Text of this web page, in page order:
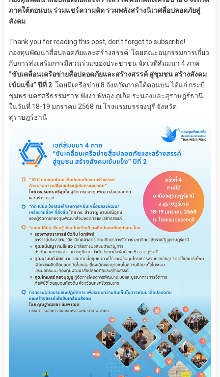
ภาคใต้ตอนบน ร่วมแชร์ความคิด รวมพลังสร้างนิเวศสื่อปลอดภัยสู่
สังคม
Thank you for reading this post, don't forget to subscribe!
กองทุนพัฒนาสื่อปลอดภัยและสร้างสรรค์ โดยคณะอนุกรรมการเกี่ยว
กับการส่งเสริมการมีส่วนร่วมของประชาชน จัดเวทีสัมมนา 4 ภาค
“ขับเคลื่อนเครือข่ายสื่อปลอดภัยและสร้างสรรค์ สู่ชุมชน สร้างสังคม
เข้มแข็ง” ปีที่ 2 โดยมีเครือข่าย 8 จังหวัดภาคใต้ตอนบน ได้แก่ กระบี่
ชุมพร นครศรีธรรมราช พังงา พัทลุง ภูเก็ต ระนองและสุราษฎร์ธานี
ในวันที่ 18-19 มกราคม 2568 ณ โรงแรมบรรจงบุรี จังหวัด
สุราษฎร์ธานี